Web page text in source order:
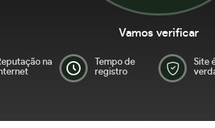
Vamos verificar
na
Tempo de
registro
Site